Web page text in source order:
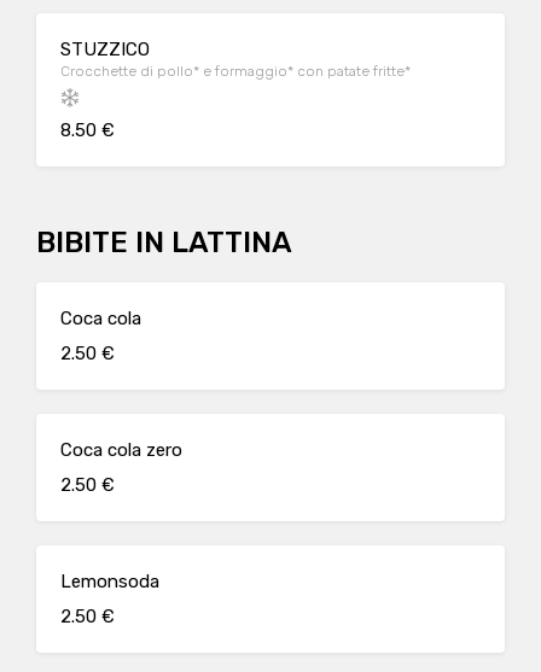
STUZZICO
Crocchette di pollo* e formaggio* con patate fritte*
8.50 €
BIBITE IN LATTINA
Coca cola
2.50 €
Coca cola zero
2.50 €
Lemonsoda
2.50 €